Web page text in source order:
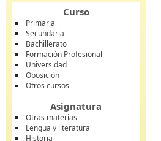
Curso
Primaria
Secundaria
Bachillerato
Formación Profesional
Universidad
Oposición
Otros cursos
Asignatura
Otras materias
Lengua y literatura
Historia